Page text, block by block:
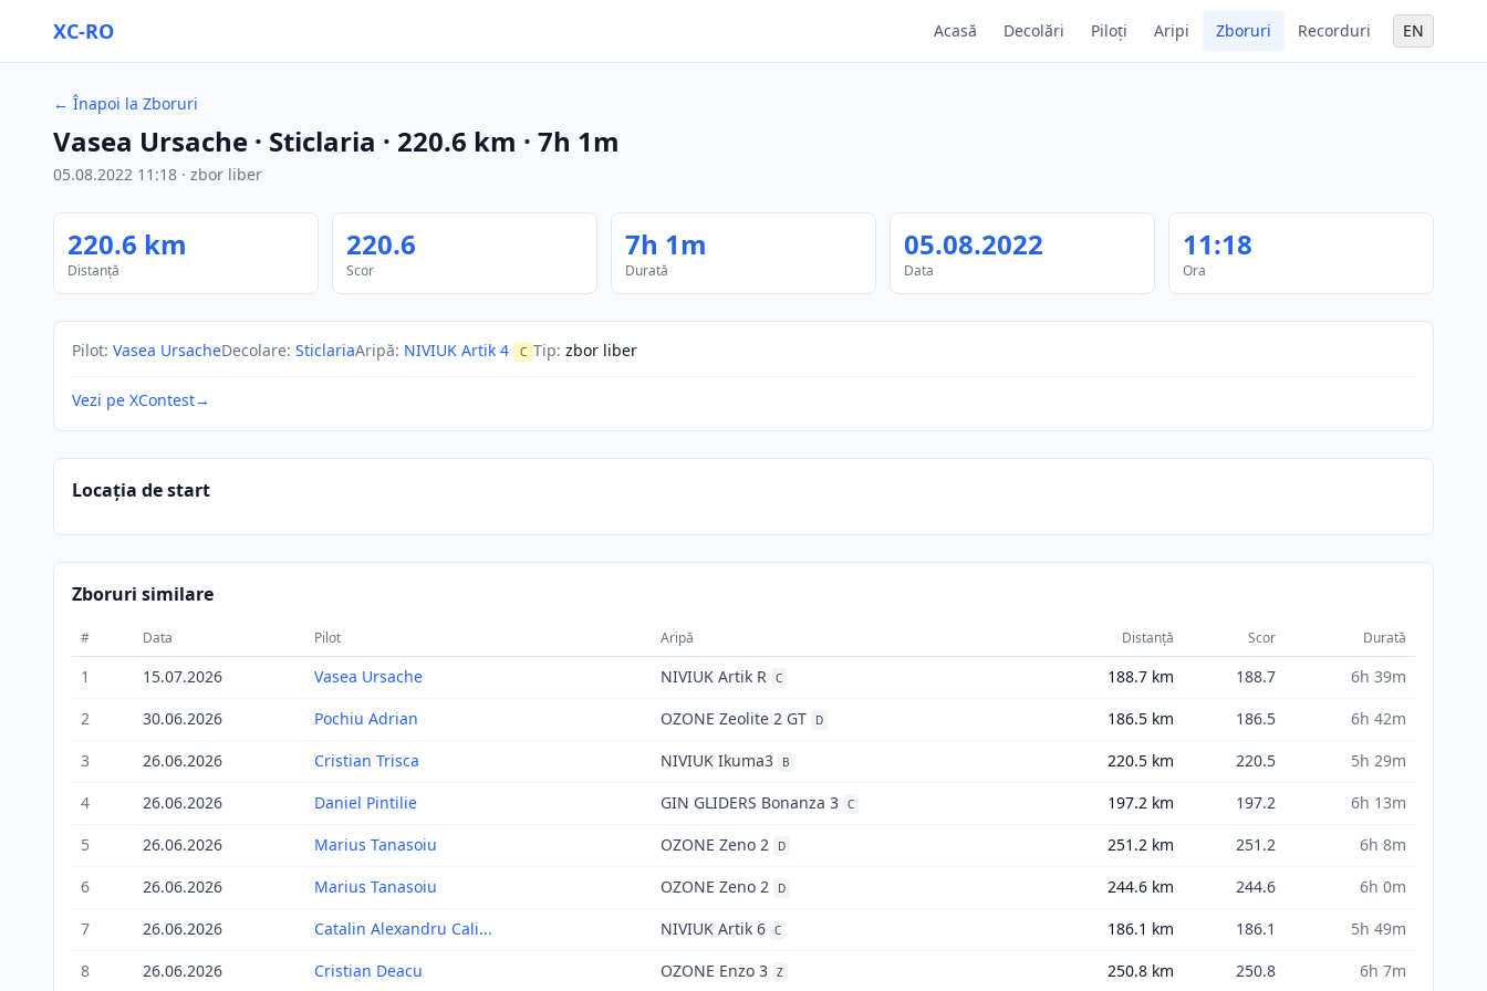
XC-RO Acasă Decolări Piloți Aripi Zboruri Recorduri EN
← Înapoi la Zboruri
Vasea Ursache · Sticlaria · 220.6 km · 7h 1m
05.08.2022 11:18 · zbor liber
220.6 km
Distanță
220.6
Scor
7h 1m
Durată
05.08.2022
Data
11:18
Ora
Pilot: Vasea UrsacheDecolare: SticlariaAripă: NIVIUK Artik 4 C Tip: zbor liber
Vezi pe XContest→
Locația de start
Zboruri similare
# Data Pilot Aripă Distanță Scor Durată
1 15.07.2026 Vasea Ursache NIVIUK Artik R C 188.7 km 188.7
6h 39m
2
30.06.2026 Pochiu Adrian OZONE Zeolite 2 GT D 186.5 km 186.5
6h 42m
3
26.06.2026 Cristian Trisca NIVIUK Ikuma3 B 220.5 km 220.5
5h 29m
4
26.06.2026 Daniel Pintilie GIN GLIDERS Bonanza 3 C 197.2 km 197.2
6h 13m
5
26.06.2026 Marius Tanasoiu OZONE Zeno 2 D 251.2 km 251.2
6h 8m
6
26.06.2026 Marius Tanasoiu OZONE Zeno 2 D 244.6 km 244.6
6h 0m
7
26.06.2026 Catalin Alexandru Cali... NIVIUK Artik 6 C 186.1 km 186.1
5h 49m
8
26.06.2026 Cristian Deacu OZONE Enzo 3 Z 250.8 km 250.8 6h 7m